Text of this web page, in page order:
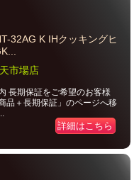
32AG K IHクッキングヒ
市場店
長期保証をご希望のお客様
品＋長期保証」のページへ移
詳細はこちら